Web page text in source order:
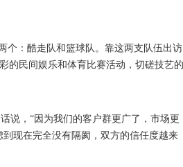
：酷走队和篮球队。靠这两支队伍出访
的民间娱乐和体育比赛活动，切磋技艺的
，“因为我们的客户群更广了，市场更
现在完全没有隔阂，双方的信任度越来